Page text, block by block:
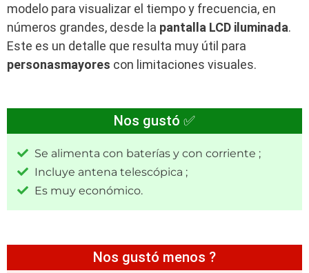
modelo para visualizar el tiempo y frecuencia, en
números grandes, desde la pantalla LCD iluminada.
Este es un detalle que resulta muy útil para
personasmayores con limitaciones visuales.
Nos gustó ✅
Se alimenta con baterías y con corriente ;
Incluye antena telescópica ;
Es muy económico.
Nos gustó menos ?